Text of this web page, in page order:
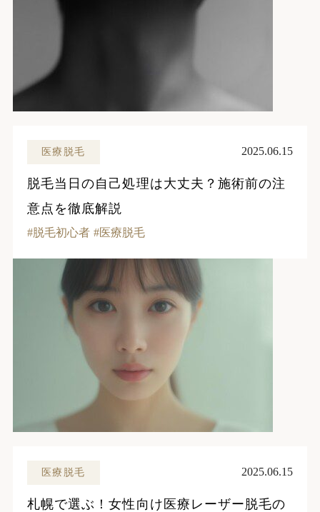
医療脱毛 2025.06.15
脱毛当日の自己処理は大丈夫？施術前の注
意点を徹底解説
脱毛初心者 医療脱毛
医療脱毛 2025.06.15
札幌で選ぶ！女性向け医療レーザー脱毛の